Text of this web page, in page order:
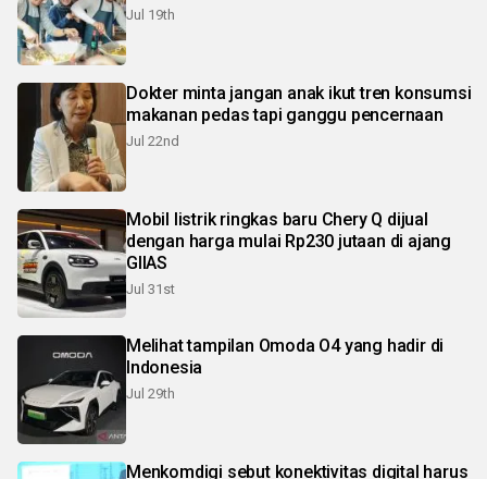
Jul 19th
Dokter minta jangan anak ikut tren konsumsi
makanan pedas tapi ganggu pencernaan
Jul 22nd
Mobil listrik ringkas baru Chery Q dijual
dengan harga mulai Rp230 jutaan di ajang
GIIAS
Jul 31st
Melihat tampilan Omoda O4 yang hadir di
Indonesia
Jul 29th
Menkomdigi sebut konektivitas digital harus